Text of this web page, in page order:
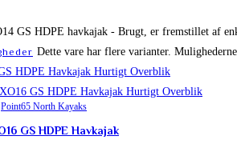
GS HDPE havkajak - Brugt, er fremstillet af
Dette vare har flere varianter.
Hurtigt Overblik
Hurtigt Overblik
Point65 North Kayaks
GS HDPE Havkajak